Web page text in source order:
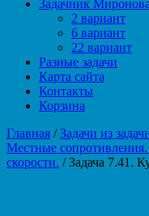
Задачник
2 вариант
6 вариант
22 вариант
Разные задачи
Карта сайта
Контакты
Корзина
Главная /Задачи из
Местные
скорости. / Задача 7.41.